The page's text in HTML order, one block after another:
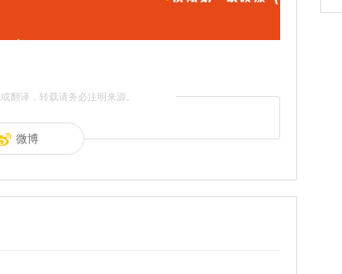
翻译，转载请务必注明来源。
微博